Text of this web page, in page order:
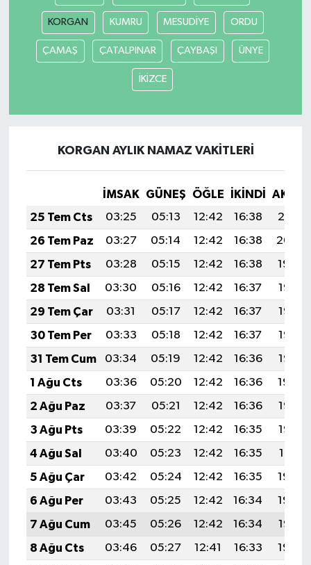
KORGAN KUMRU MESUDİYE ORDU
ÇAMAŞ ÇATALPINAR ÇAYBAŞI ÜNYE
İKİZCE
KORGAN AYLIK NAMAZ VAKITLERI
İMSAK GÜNEŞ ÖĞLE İKINDI
25 Tem Cts
03:25 05:13 12:42 16:38
20:01
26 Tem Paz
03:27 05:14 12:42 16:38
20:00
27 Tem Pts
03:28 05:15 12:42 16:38
19:59
28 Tem Sal
03:30 05:16 12:42 16:37
19:58
29 Tem Çar
03:31 05:17 12:42 16:37
19:57
30 Tem Per
03:33 05:18 12:42 16:37
19:56
31 Tem Cum
03:34 05:19 12:42 16:36
19:55
1 Ağu Cts
03:36 05:20 12:42 16:36
19:54
2 Ağu Paz
03:37 05:21 12:42 16:36
19:53
3 Ağu Pts
03:39 05:22 12:42 16:35
19:52
4 Ağu Sal
03:40 05:23 12:42 16:35
19:51
5 Ağu Çar
03:42 05:24 12:42 16:35
19:50
6 Ağu Per
03:43 05:25 12:42 16:34
19:49
7 Ağu Cum
03:45 05:26 12:42 16:34
19:47
8 Ağu Cts
03:46 05:27 12:41 16:33
19:46